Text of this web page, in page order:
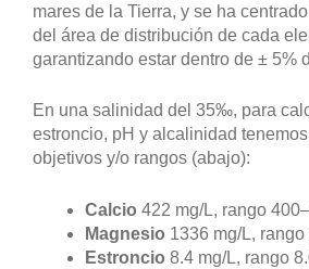
mares de la Tierra, y se ha
del área de distribución de cada
garantizando estar dentro de ± 5%
En una salinidad del 35‰, para
estroncio, pH y alcalinidad
objetivos y/o rangos (abajo):
Calcio 422 mg/L, rango
Magnesio 1336 mg/L,
Estroncio 8.4 mg/L, rango